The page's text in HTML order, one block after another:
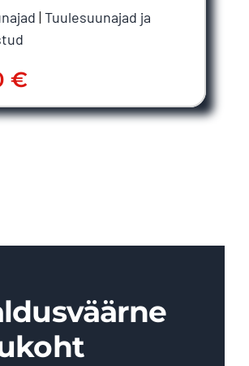
|Tuulesuunajad ja
€